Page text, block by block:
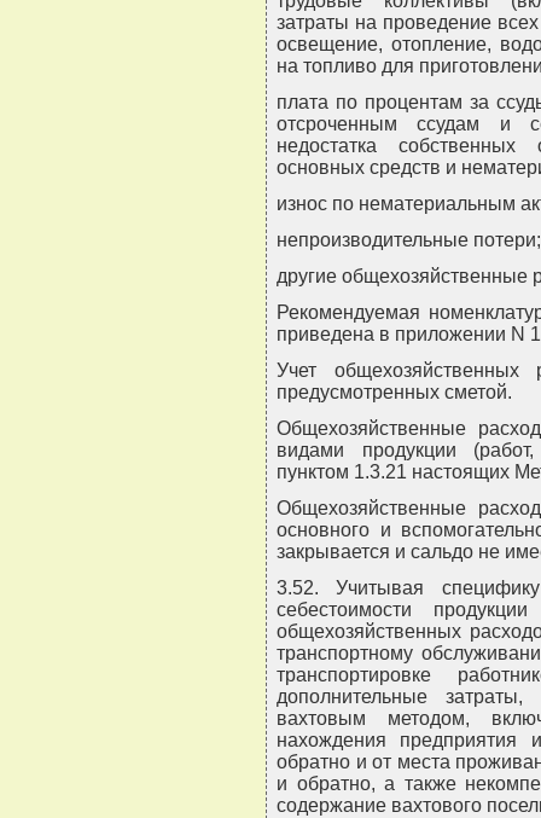
затраты на проведение
освещение, отопление,
на топливо для
плата по процентам за
отсроченным ссудам и
недостатка
основных средств и
износ по нематериальным
непроизводительные потери;
другие общехозяйственные
Рекомендуемая
приведена в приложении N
Учет общехозяйственных
предусмотренных сметой.
Общехозяйственные
видами продукции
пунктом 1.3.21 настоящих
Общехозяйственные
основного и
закрывается и сальдо не
3.52. Учитывая
себестоимости
общехозяйственных
транспортному
транспортировке
дополнительные
вахтовым методом,
нахождения
обратно и от места
и обратно, а также
содержание вахтового